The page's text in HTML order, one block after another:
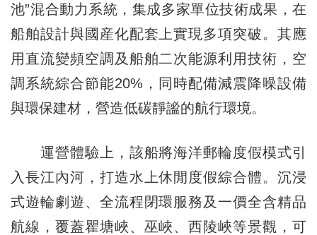
池”混合動力系統，集成多家單位技術成果，在
船舶設計與國産化配套上實現多項突破。其應
用直流變頻空調及船舶二次能源利用技術，空
調系統綜合節能20%，同時配備減震降噪設備
與環保建材，營造低碳靜謐的航行環境。
運營體驗上，該船將海洋郵輪度假模式引
入長江內河，打造水上休閒度假綜合體。沉浸
式遊輪劇遊、全流程閉環服務及一價全含精品
航線，覆蓋瞿塘峽、巫峽、西陵峽等景觀，可